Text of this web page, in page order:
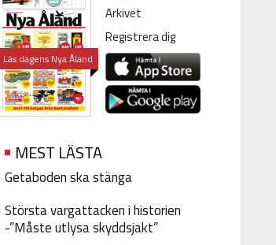
Läs dagens Nya Åland
Arkivet
Registrera dig
MEST LÄSTA
Getaboden ska stänga
Största vargattacken i historien
-”Måste utlysa skyddsjakt”